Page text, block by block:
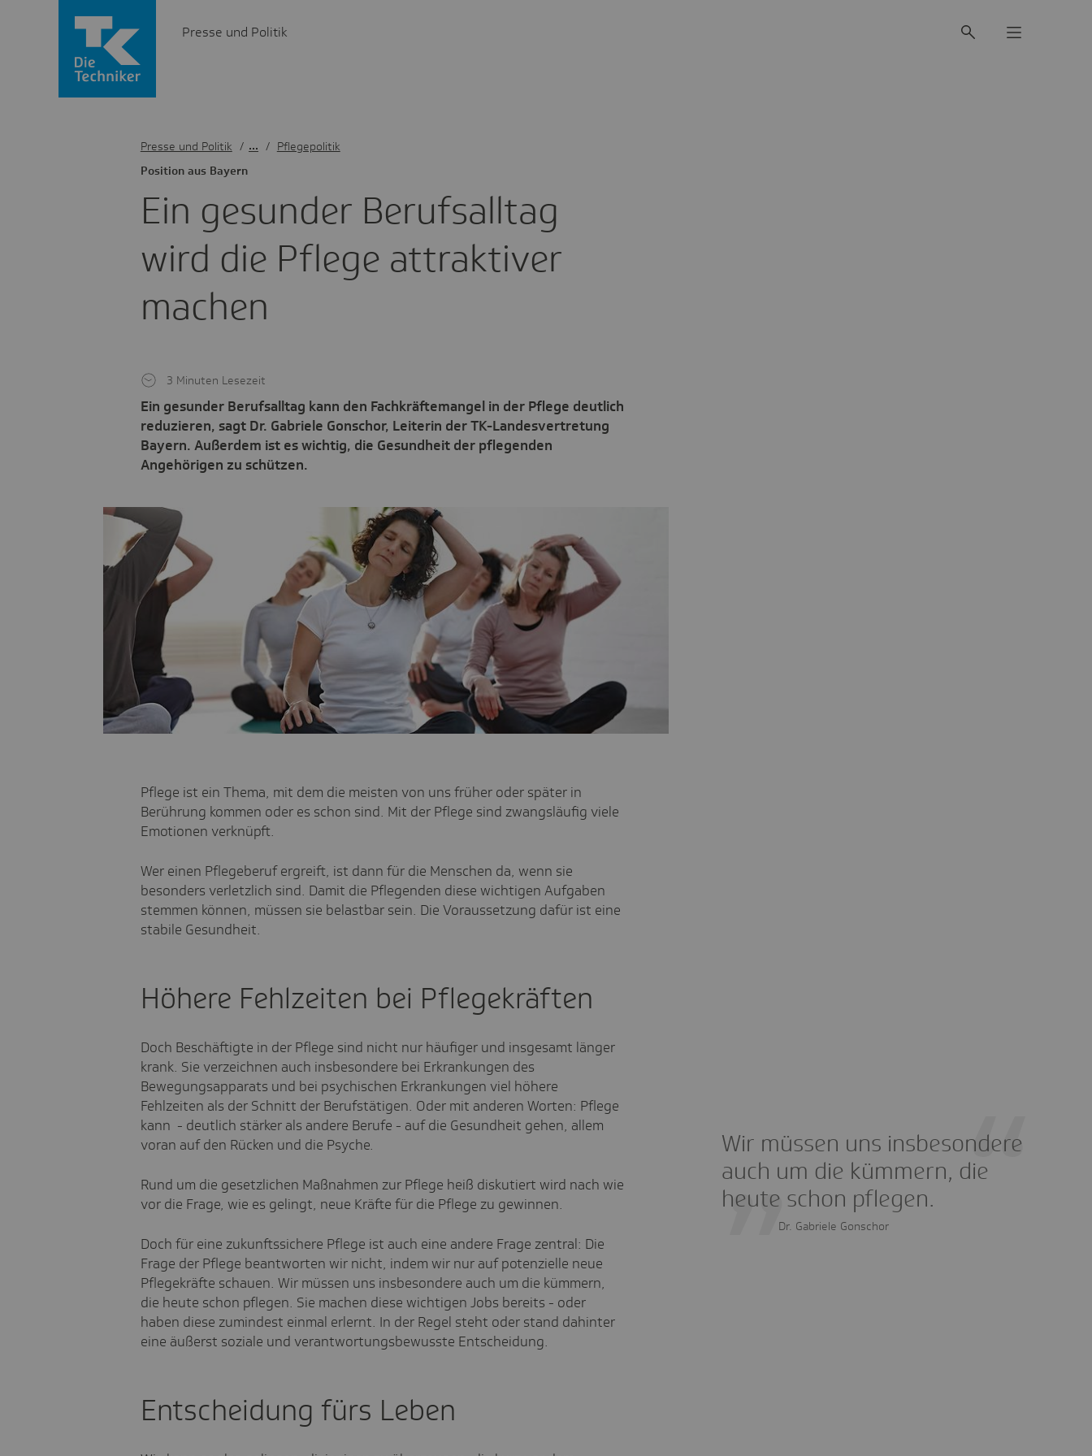
Presse und Politik
Ein gesunder Berufs­alltag
wird die Pflege attrak­tiver
machen
Posi­tion aus Bayern
Ein gesunder Berufsalltag kann den Fachkräftemangel in der Pflege deutlich
reduzieren, sagt Dr. Gabriele Gonschor, Leiterin der TK-Landesvertretung
Bayern. Außerdem ist es wichtig, die Gesundheit der pflegenden
Angehörigen zu schützen.
3 Minuten Lesezeit
Presse und Politik / Pflegepolitik
Pflege ist ein Thema, mit dem die meisten von uns früher oder später in
Berührung kommen oder es schon sind. Mit der Pflege sind zwangsläufig viele
Emotionen verknüpft.
Wer einen Pflegeberuf ergreift, ist dann für die Menschen da, wenn sie
besonders verletzlich sind. Damit die Pflegenden diese wichtigen Aufgaben
stemmen können, müssen sie belastbar sein. Die Voraussetzung dafür ist eine
stabile Gesundheit.
Höhere Fehlzeiten bei Pflegekräften
Doch Beschäftigte in der Pflege sind nicht nur häufiger und insgesamt länger
krank. Sie verzeichnen auch insbesondere bei Erkrankungen des
Bewegungsapparats und bei psychischen Erkrankungen viel höhere
Fehlzeiten als der Schnitt der Berufstätigen. Oder mit anderen Worten: Pflege
kann - deutlich stärker als andere Berufe - auf die Gesundheit gehen, allem
voran auf den Rücken und die Psyche.
Rund um die gesetzlichen Maßnahmen zur Pflege heiß diskutiert wird nach wie
vor die Frage, wie es gelingt, neue Kräfte für die Pflege zu gewinnen.
Wir müssen uns insbesondere
auch um die kümmern, die
heute schon pflegen.
Dr. Gabriele Gonschor
Doch für eine zukunftssichere Pflege ist auch eine andere Frage zentral: Die
Frage der Pflege beantworten wir nicht, indem wir nur auf potenzielle neue
Pflegekräfte schauen. Wir müssen uns insbesondere auch um die kümmern,
die heute schon pflegen. Sie machen diese wichtigen Jobs bereits - oder
haben diese zumindest einmal erlernt. In der Regel steht oder stand dahinter
eine äußerst soziale und verantwortungsbewusste Entscheidung.
Entscheidung fürs Leben